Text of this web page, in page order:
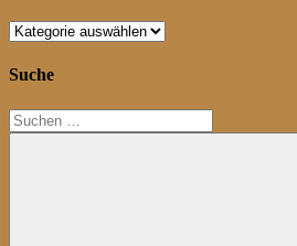
Kategorien
Suche
Suchen
nach: